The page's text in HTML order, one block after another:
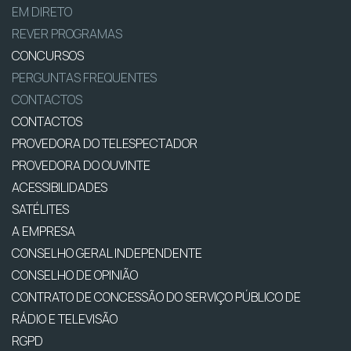
EM DIRETO
REVER PROGRAMAS
CONCURSOS
PERGUNTAS FREQUENTES
CONTACTOS
CONTACTOS
PROVEDORA DO TELESPECTADOR
PROVEDORA DO OUVINTE
ACESSIBILIDADES
SATÉLITES
A EMPRESA
CONSELHO GERAL INDEPENDENTE
CONSELHO DE OPINIÃO
CONTRATO DE CONCESSÃO DO SERVIÇO PÚBLICO DE
RÁDIO E TELEVISÃO
RGPD